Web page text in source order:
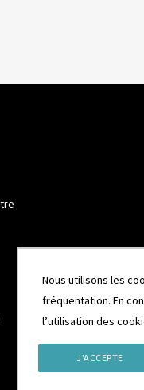
Nous utilisons les
fréquentation. En
l’utilisation des
J'ACCEPTE